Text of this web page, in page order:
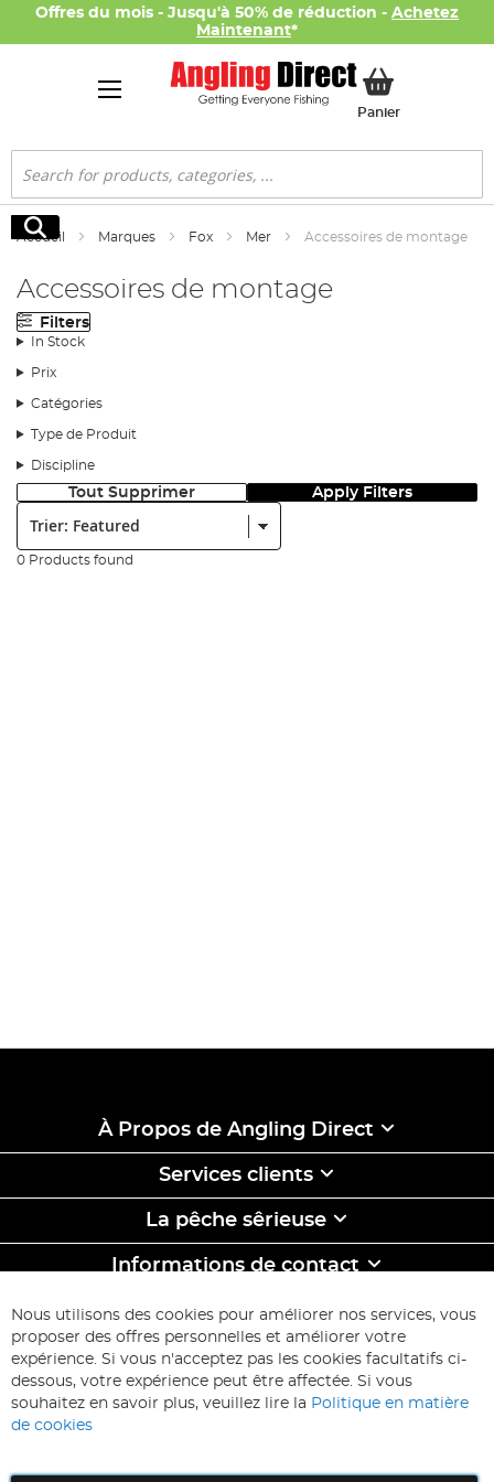
Offres du mois - Jusqu'à 50% de réduction - Achetez
Maintenant*
PanierMon panier
Rechercher
Rechercher
Accueil Marques Fox Mer Accessoires de montage
Accessoires de montage
Filters
In Stock
Prix
Catégories
Type de Produit
Discipline
Tout Supprimer Apply Filters
0 Products found
À Propos de Angling Direct
Services clients
La pêche sêrieuse
Informations de contact
ABONNEZ-VOUS & ECONOMISEZ
Inscription
à
d’information
:
Inscription
Nous utilisons des cookies pour améliorer nos services, vous
proposer des offres personnelles et améliorer votre
expérience. Si vous n'acceptez pas les cookies facultatifs ci-
dessous, votre expérience peut être affectée. Si vous
souhaitez en savoir plus, veuillez lire la Politique en matière
de cookies